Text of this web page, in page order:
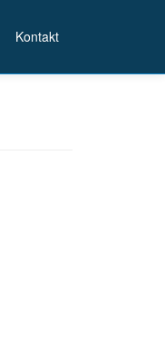
Kontakt